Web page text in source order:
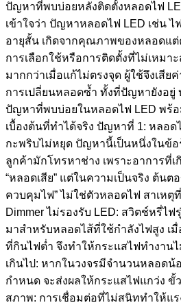
ปัญหาที่พบบ่อยหลังติดตั้งหลอดไฟ
เข้าใจว่า ปัญหาหลอดไฟ LED เช่น ไ
อายุสั้น เกิดจากคุณภาพของหลอดแต่
การเลือกใช้หรือการติดตั้งที่ไม่เหมา
มากกว่าเมื่อแก้ไม่ตรงจุด ผู้ใช้จึงเสีย
การเปลี่ยนหลอดซ้ำ ทั้งที่ปัญหายังอยู่
ปัญหาที่พบบ่อยในหลอดไฟ LED พร้
เบื้องต้นที่ทำได้จริง ปัญหาที่ 1: หลอด
กะพริบไม่หยุด ปัญหานี้เป็นหนึ่งในข้อ
ลูกค้ามักโทรหาช่าง เพราะอาการที่เ
“หลอดเสีย” แต่ในความเป็นจริง ต้น
ควบคุมไฟ” ไม่ใช่ตัวหลอดไฟ สาเหตุ
Dimmer ไม่รองรับ LED: สวิตช์หรี่ไ
มาสำหรับหลอดไส้ที่ใช้กำลังไฟสูง เ
ที่กินไฟต่ำ จึงทำให้กระแสไฟทำงานไ
เกินไป: หากในวงจรมีจำนวนหลอดน้
กำหนด จะส่งผลให้กระแสไฟแกว่ง ขั้
สภาพ: การเชื่อมต่อที่ไม่สนิททำให้แ